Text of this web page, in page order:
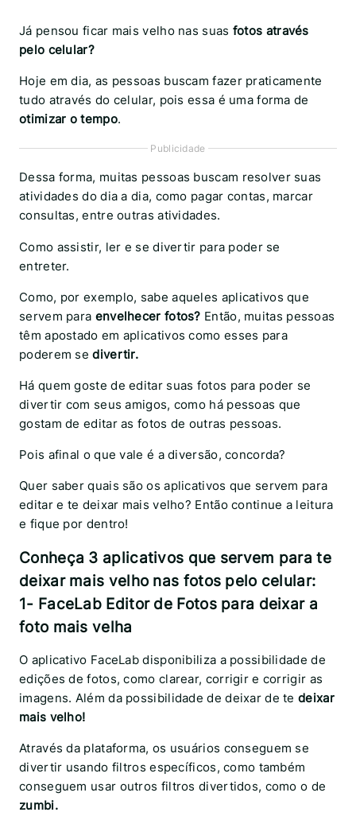
Já pensou ficar mais velho nas suas fotos através
pelo celular?
Hoje em dia, as pessoas buscam fazer praticamente
tudo através do celular, pois essa é uma forma de
otimizar o tempo.
Publicidade
Dessa forma, muitas pessoas buscam resolver suas
atividades do dia a dia, como pagar contas, marcar
consultas, entre outras atividades.
Como assistir, ler e se divertir para poder se
entreter.
Como, por exemplo, sabe aqueles aplicativos que
servem para envelhecer fotos? Então, muitas pessoas
têm apostado em aplicativos como esses para
poderem sedivertir.
Há quem goste de editar suas fotos para poder se
divertir com seus amigos, como há pessoas que
gostam de editar as fotos de outras pessoas.
Pois afinal o que vale é a diversão, concorda?
Quer saber quais são os aplicativos que servem para
editar e te deixar mais velho? Então continue a leitura
e fique por dentro!
Conheça 3 aplicativos que servem para te
deixar mais velho nas fotos pelo celular:
1- FaceLab Editor de Fotos para deixar a
foto mais velha
O aplicativo FaceLab disponibiliza a possibilidade de
edições de fotos, como clarear, corrigir e corrigir as
imagens. Além da possibilidade de deixar de tedeixar
mais velho!
Através da plataforma, os usuários conseguem se
divertir usando filtros específicos, como também
conseguem usar outros filtros divertidos, como o de
zumbi.